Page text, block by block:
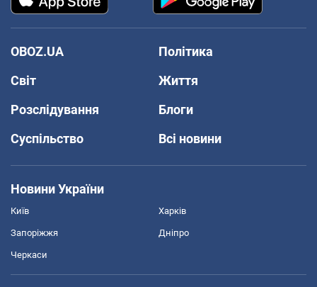
OBOZ.UA
Політика
Світ
Життя
Розслідування
Блоги
Суспільство
Всі новини
Новини України
Київ Харків
Запоріжжя Дніпро
Черкаси